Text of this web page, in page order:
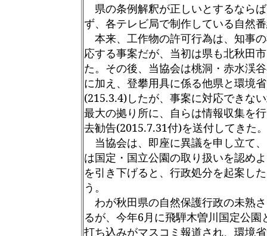
県の条例解釈が正しいとするなら
ず、各テレビ局で制作している自然
本来、工作物の許可行為は、知事
応する事案だが、当初は県も北秋田
た。その後、当協会は桃洞・赤水渓
に加え、登攀用具に係る他県と環境
(215.3.4)したが、事案に対応できな
最大の拠り所に、自らは情報収集を
去勧告(2015.7.31付)を送付してきた。
当協会は、即座に異議を申し立て
は国定・国立公園の取り扱いを認め
を引き下げると、行政処分を起案し
う。
わが秋田県の自然保護行政の未熟
るが、今年6月に飛騨木曽川国定公
打ち込みがマスコミ報道され、環境